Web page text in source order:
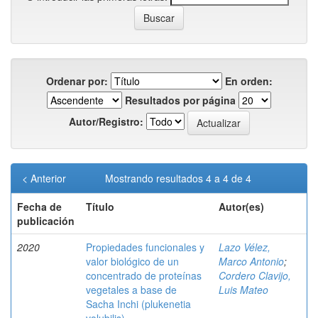
Ordenar por:
En orden:
Resultados por página
Autor/Registro:
Mostrando resultados 4 a 4 de 4
< Anterior
Fecha de
publicación
Título Autor(es)
2020
Propiedades funcionales y
valor biológico de un
concentrado de proteínas
vegetales a base de
Sacha Inchi (plukenetia
Lazo Vélez,
Marco Antonio;
Cordero Clavijo,
Luis Mateo